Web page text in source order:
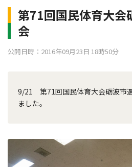
第71回国民体育大会
会
公開日時：2016年09月23日 18時50分
9/21 第71回国民体育大会砺波市
ました。